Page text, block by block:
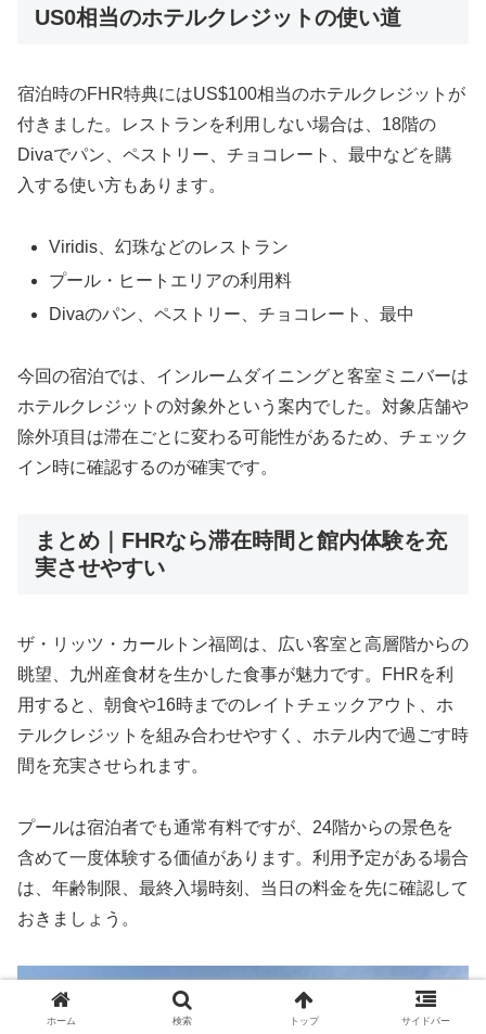
US0相当のホテルクレジットの使い道
宿泊時のFHR特典にはUS$100相当のホテルクレジットが
付きました。レストランを利用しない場合は、18階の
Divaでパン、ペストリー、チョコレート、最中などを購
入する使い方もあります。
Viridis、幻珠などのレストラン
プール・ヒートエリアの利用料
Divaのパン、ペストリー、チョコレート、最中
今回の宿泊では、インルームダイニングと客室ミニバーは
ホテルクレジットの対象外という案内でした。対象店舗や
除外項目は滞在ごとに変わる可能性があるため、チェック
イン時に確認するのが確実です。
まとめ｜FHRなら滞在時間と館内体験を充
実させやすい
ザ・リッツ・カールトン福岡は、広い客室と高層階からの
眺望、九州産食材を生かした食事が魅力です。FHRを利
用すると、朝食や16時までのレイトチェックアウト、ホ
テルクレジットを組み合わせやすく、ホテル内で過ごす時
間を充実させられます。
プールは宿泊者でも通常有料ですが、24階からの景色を
含めて一度体験する価値があります。利用予定がある場合
は、年齢制限、最終入場時刻、当日の料金を先に確認して
おきましょう。
ホーム 検索 トップ サイドバー